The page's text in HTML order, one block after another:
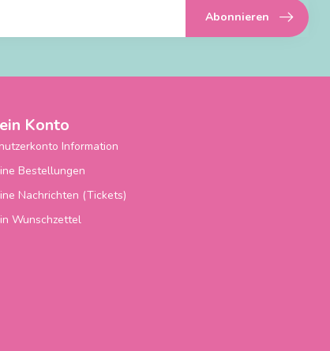
Abonnieren
Konto
Information
Bestellungen
Nachrichten (Tickets)
Wunschzettel